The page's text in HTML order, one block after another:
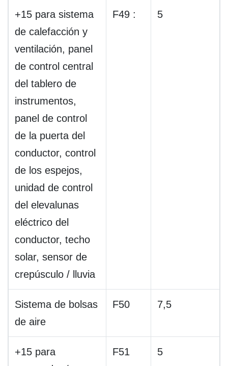
+15 para sistema
de calefacción y
ventilación, panel
de control central
del tablero de
instrumentos,
panel de control
de la puerta del
conductor, control
de los espejos,
unidad de control
del elevalunas
eléctrico del
conductor, techo
solar, sensor de
crepúsculo / lluvia
F49 : 5
Sistema de bolsas
de aire
F50 7,5
+15 para
F51 5